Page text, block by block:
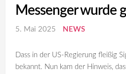
Messenger wurde
5. Mai 2025 NEWS
Dass in der US-Regierung fleißig
bekannt. Nun kam der Hinweis,